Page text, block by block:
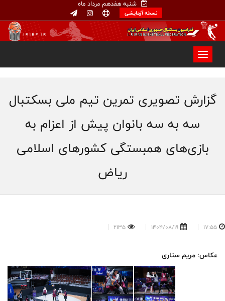
شنبه هفدهم مرداد ماه
نسخه آزمایشی
گزارش تصویری تمرین تیم ملی بسکتبال
سه به سه بانوان پیش از اعزام به
بازی‌های همبستگی کشورهای اسلامی
ریاض
17:55
1404/08/19
2135
عکاس: مریم ستاری